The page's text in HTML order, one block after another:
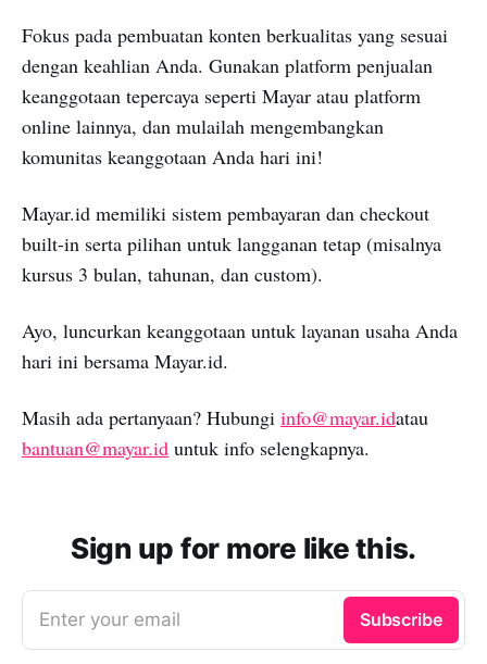
Fokus pada pembuatan konten berkualitas yang sesuai
dengan keahlian Anda. Gunakan platform penjualan
keanggotaan tepercaya seperti Mayar atau platform
online lainnya, dan mulailah mengembangkan
komunitas keanggotaan Anda hari ini!
Mayar.id memiliki sistem pembayaran dan checkout
built-in serta pilihan untuk langganan tetap (misalnya
kursus 3 bulan, tahunan, dan custom).
Ayo, luncurkan keanggotaan untuk layanan usaha Anda
hari ini bersama Mayar.id.
Masih ada pertanyaan? Hubungi info@mayar.idatau
bantuan@mayar.id untuk info selengkapnya.
Sign up for more like this.
Enter your email Subscribe